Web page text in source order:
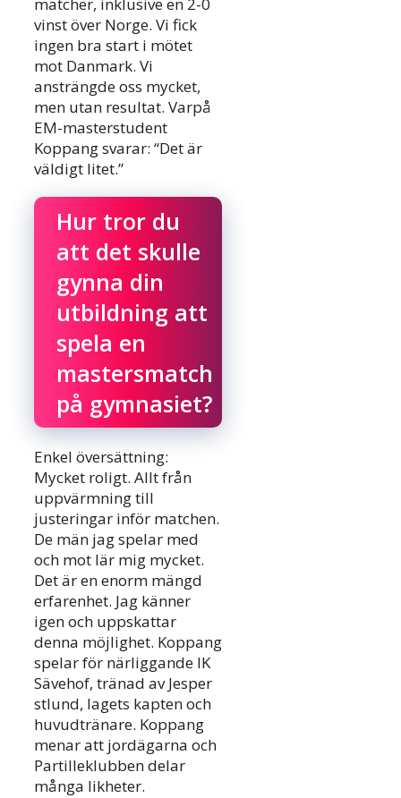
vinst över Norge. Vi fick
ingen bra start i mötet
mot Danmark. Vi
ansträngde oss mycket,
men utan resultat. Varpå
EM-masterstudent
Koppang svarar: “Det är
väldigt litet.”
Hur tror du
att det skulle
gynna din
utbildning att
spela en
mastersmatch
på gymnasiet?
Enkel översättning:
Mycket roligt. Allt från
uppvärmning till
justeringar inför matchen.
De män jag spelar med
och mot lär mig mycket.
Det är en enorm mängd
erfarenhet. Jag känner
igen och uppskattar
denna möjlighet. Koppang
spelar för närliggande IK
Sävehof, tränad av Jesper
stlund, lagets kapten och
huvudtränare. Koppang
menar att jordägarna och
Partilleklubben delar
många likheter.